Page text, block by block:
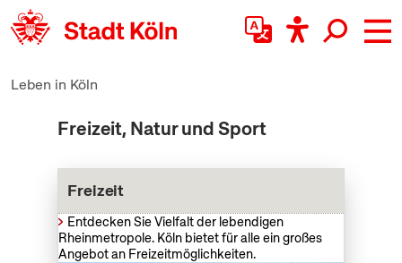
zum Inhalt springen
Leben in Köln
Freizeit, Natur und Sport
Freizeit
Entdecken Sie Vielfalt der lebendigen
Rheinmetropole. Köln bietet für alle ein großes
Angebot an Freizeitmöglichkeiten.